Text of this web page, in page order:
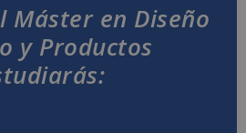
Máster en Diseño
y Productos